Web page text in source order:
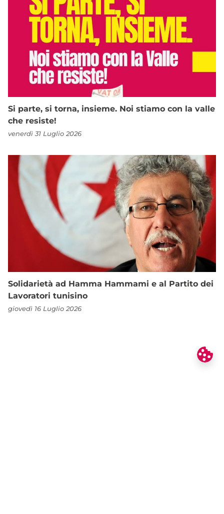
Si parte, si torna, insieme. Noi stiamo con la valle
che resiste!
venerdì 31 Luglio 2026
Solidarietà ad Hamma Hammami e al Partito dei
Lavoratori tunisino
giovedì 16 Luglio 2026